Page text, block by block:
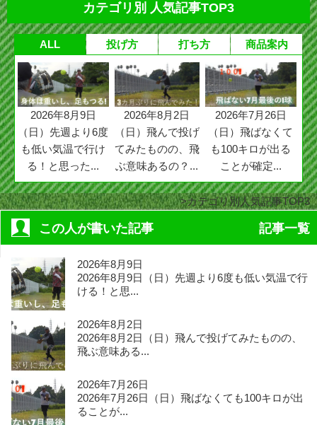
カテゴリ別 人気記事TOP3
ALL 投げ方 打ち方 商品案内
2026年8月9日
（日）先週より6度
も低い気温で行け
る！と思った...
2026年8月2日
（日）飛んで投げ
てみたものの、飛
ぶ意味あるの？...
2026年7月26日
（日）飛ばなくて
も100キロが出る
ことが確定...
カテゴリ別人気記事TOP3
この人が書いた記事 記事一覧
2026年8月9日
2026年8月9日（日）先週より6度も低い気温で行
ける！と思...
2026年8月2日
2026年8月2日（日）飛んで投げてみたものの、
飛ぶ意味ある...
2026年7月26日
2026年7月26日（日）飛ばなくても100キロが出
ることが...